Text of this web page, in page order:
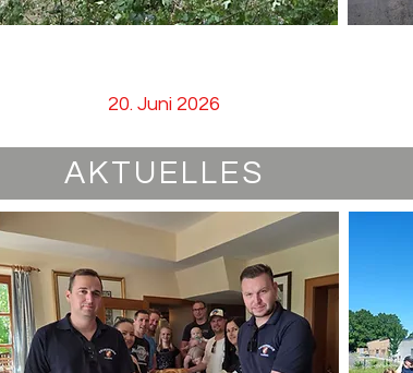
AKTUELLES
20. Juni 2026